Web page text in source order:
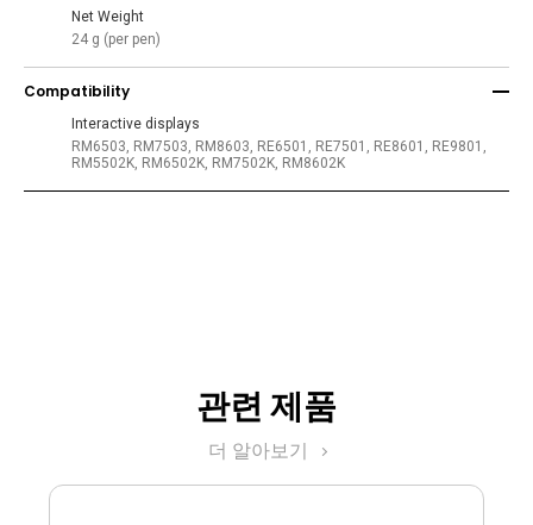
Net Weight
24 g (per pen)
Compatibility
Interactive displays
RM6503, RM7503, RM8603, RE6501, RE7501, RE8601, RE9801,
RM5502K, RM6502K, RM7502K, RM8602K
관련 제품
더 알아보기